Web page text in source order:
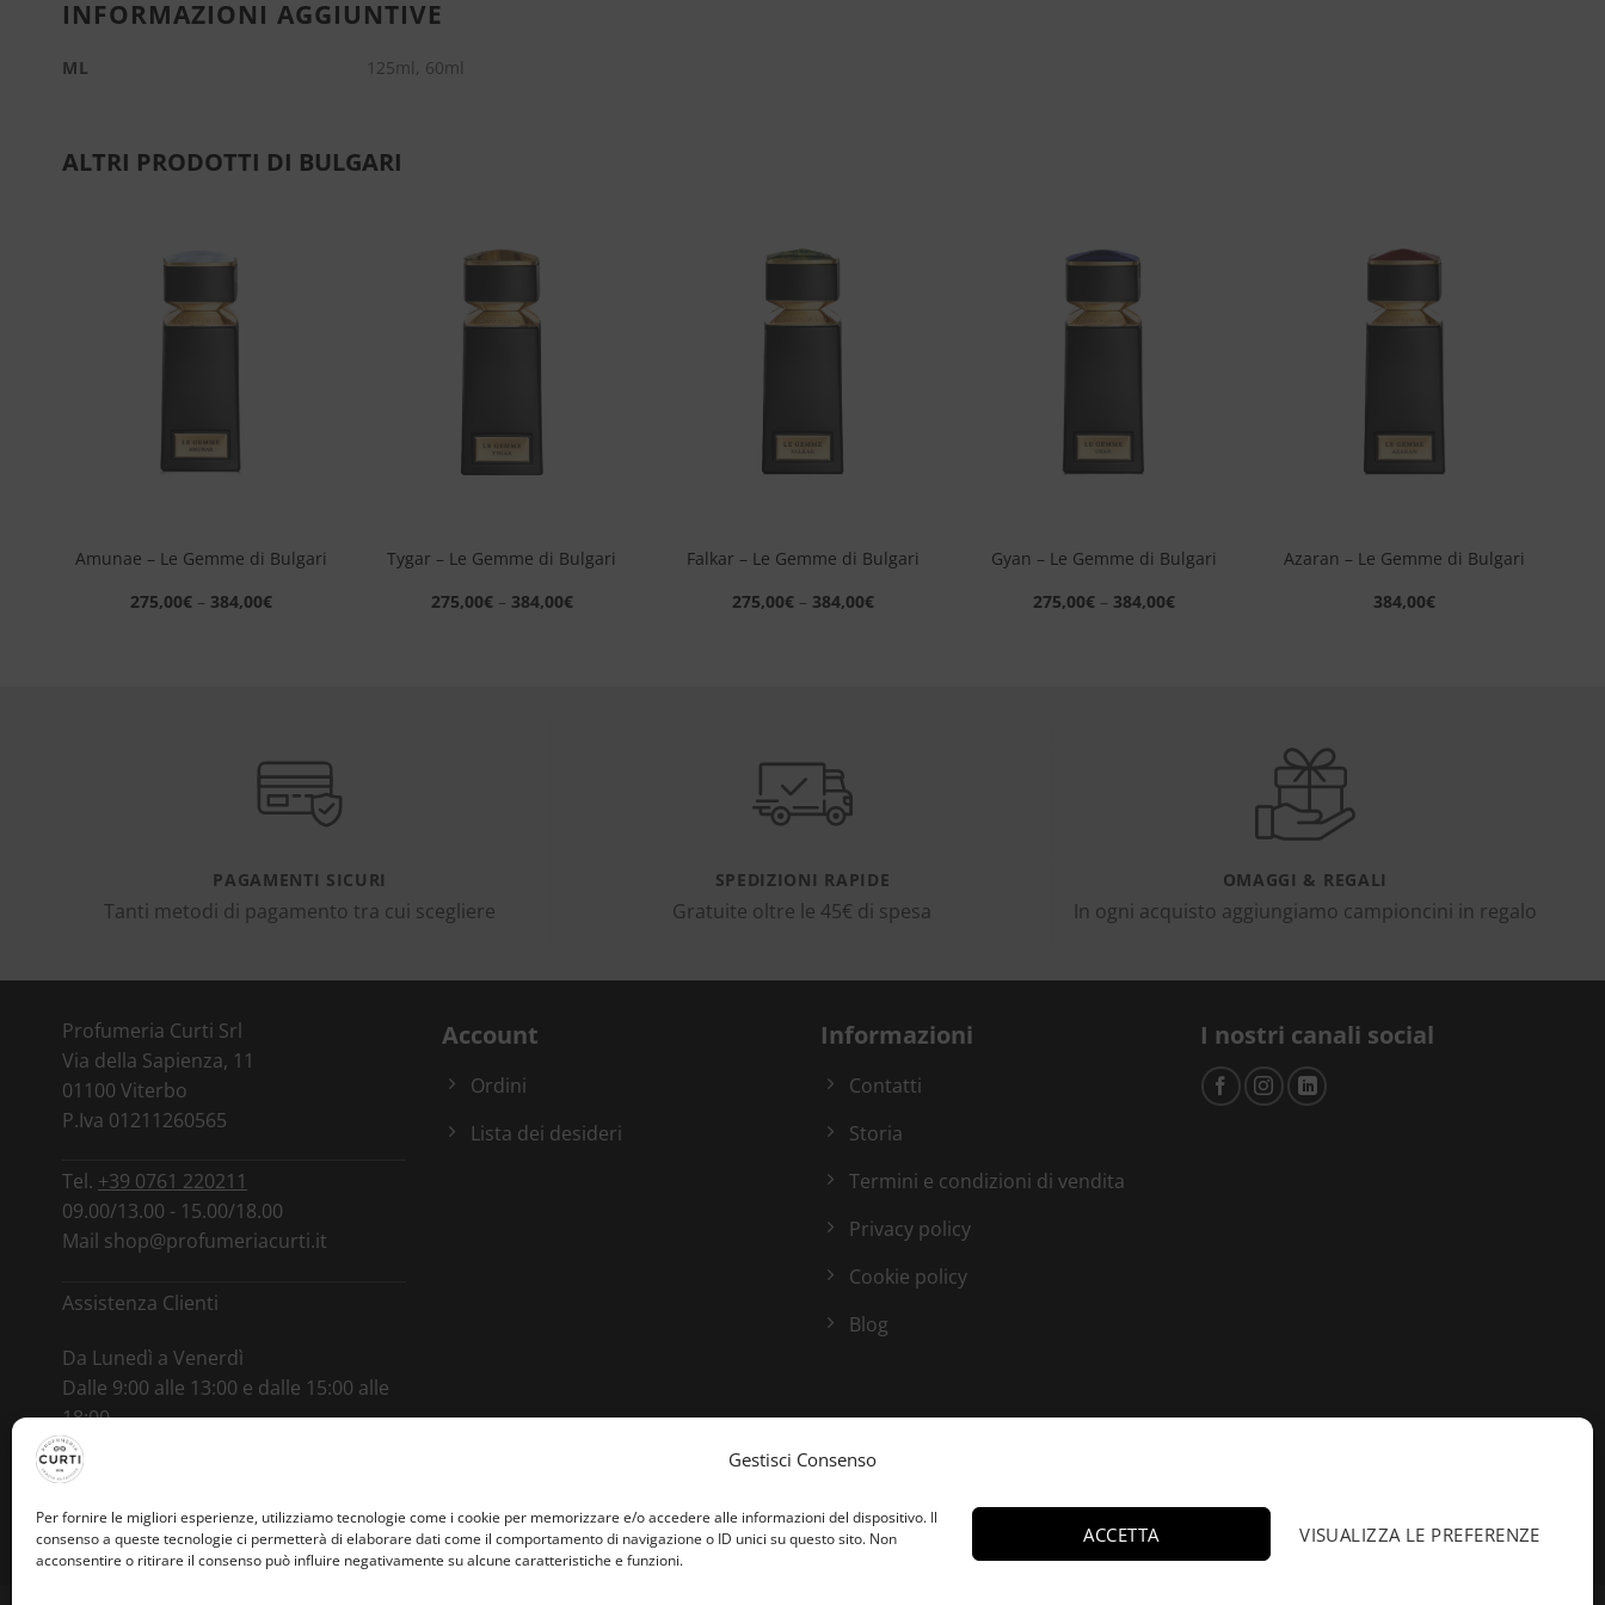
Gestisci Consenso
Per fornire le migliori esperienze, utilizziamo tecnologie come i cookie per memorizzare e/o accedere alle informazioni del dispositivo. Il
consenso a queste tecnologie ci permetterà di elaborare dati come il comportamento di navigazione o ID unici su questo sito. Non
acconsentire o ritirare il consenso può influire negativamente su alcune caratteristiche e funzioni.
ACCETTA VISUALIZZA LE PREFERENZE
INFORMAZIONI AGGIUNTIVE
ML 125ml, 60ml
ALTRI PRODOTTI DI BULGARI
Amunae – Le Gemme di Bulgari
275,00€– 384,00€
Tygar – Le Gemme di Bulgari
275,00€– 384,00€
Falkar – Le Gemme di Bulgari
275,00€– 384,00€
Gyan – Le Gemme di Bulgari
275,00€– 384,00€
Azaran – Le Gemme di Bulgari
384,00€
PAGAMENTI SICURI
Tanti metodi di pagamento tra cui scegliere
SPEDIZIONI RAPIDE
Gratuite oltre le 45€ di spesa
OMAGGI & REGALI
In ogni acquisto aggiungiamo campioncini in regalo
Profumeria Curti Srl
Via della Sapienza, 11
01100 Viterbo
P.Iva 01211260565
Tel. +39 0761 220211
09.00/13.00 - 15.00/18.00
Mail shop@profumeriacurti.it
Assistenza Clienti
Da Lunedì a Venerdì
Dalle 9:00 alle 13:00 e dalle 15:00 alle
18:00
Tel.
Account
Ordini
Lista dei desideri
Informazioni
Contatti
Storia
Termini e condizioni di vendita
Privacy policy
Cookie policy
Blog
I nostri canali social
Flavia da Matino ha